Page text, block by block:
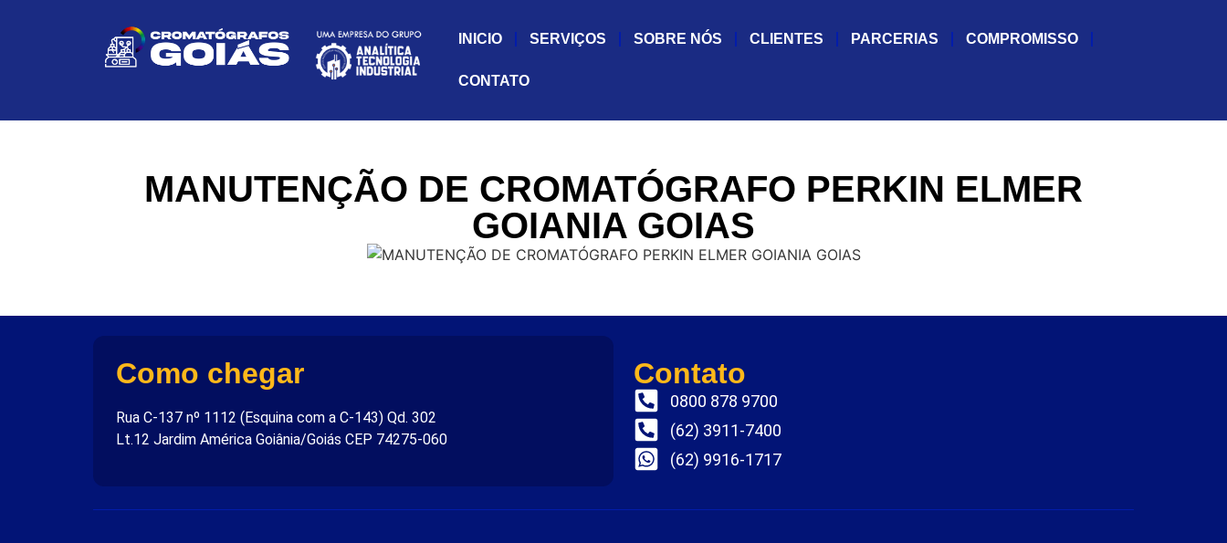
INICIO SERVIÇOS SOBRE NÓS CLIENTES PARCERIAS COMPROMISSO
CONTATO
MANUTENÇÃO DE CROMATÓGRAFO PERKIN ELMER
GOIANIA GOIAS
Como chegar
Rua C-137 nº 1112 (Esquina com a C-143) Qd. 302
Lt.12 Jardim América Goiânia/Goiás CEP 74275-060
Contato
0800 878 9700
(62) 3911-7400
(62) 9916-1717